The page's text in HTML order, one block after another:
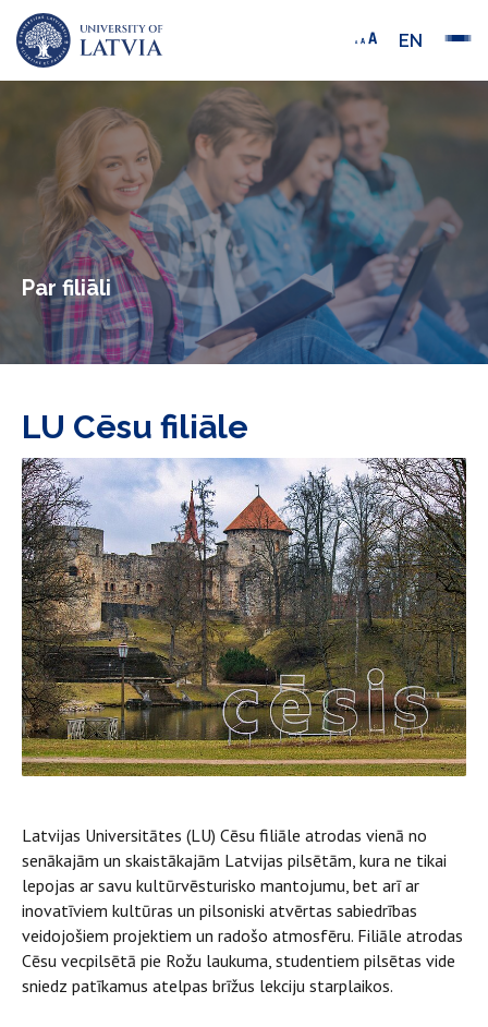
EN
Par filiāli
LU Cēsu filiāle
Latvijas Universitātes (LU) Cēsu filiāle atrodas vienā no
senākajām un skaistākajām Latvijas pilsētām, kura ne tikai
lepojas ar savu kultūrvēsturisko mantojumu, bet arī ar
inovatīviem kultūras un pilsoniski atvērtas sabiedrības
veidojošiem projektiem un radošo atmosfēru. Filiāle atrodas
Cēsu vecpilsētā pie Rožu laukuma, studentiem pilsētas vide
sniedz patīkamus atelpas brīžus lekciju starplaikos.